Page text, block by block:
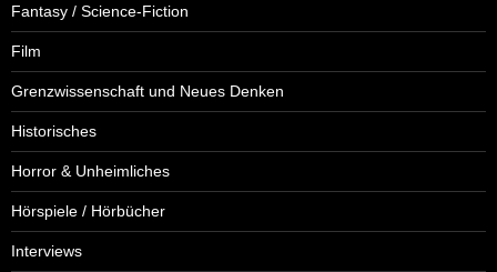
Fantasy / Science-Fiction
Film
Grenzwissenschaft und Neues Denken
Historisches
Horror & Unheimliches
Hörspiele / Hörbücher
Interviews